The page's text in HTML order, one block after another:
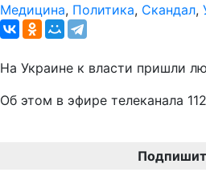
Медицина, Политика, Скандал,
На Украине к власти пришли
Об этом в эфире телеканала